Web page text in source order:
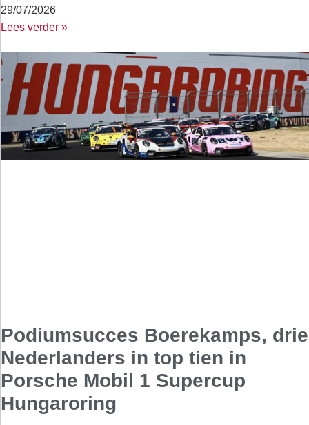
29/07/2026
Lees verder »
Podiumsucces Boerekamps, drie
Nederlanders in top tien in
Porsche Mobil 1 Supercup
Hungaroring